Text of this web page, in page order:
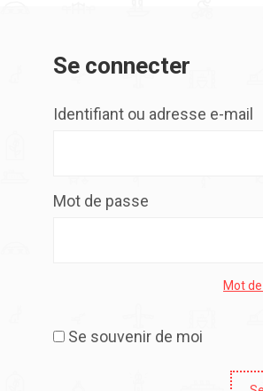
Se connecter
Identifiant ou adresse e-mail
Mot de passe
Mot
Se souvenir de moi